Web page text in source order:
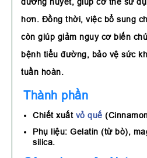
hơn. Đồng thời, việc bổ sung
còn giúp giảm nguy cơ biến
bệnh tiểu đường, bảo vệ sức
tuần hoàn.
Thành phần
Chiết xuất vỏ quế
Phụ liệu: Gelatin (từ bò),
silica.